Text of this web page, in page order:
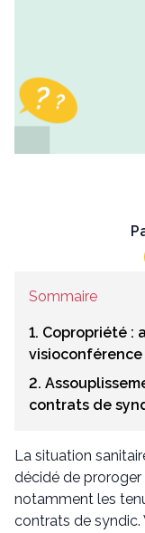
Sommaire
1. Copropriété :
visioconférence
2.
contrats de
La situation
décidé de
notamment les
contrats de syndic.